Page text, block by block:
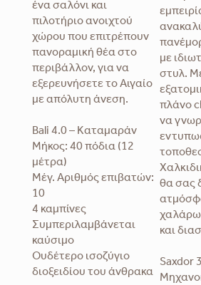
ένα σαλόνι και
πιλοτήριο ανοιχτού
χώρου που επιτρέπουν
πανοραμική θέα στο
περιβάλλον, για να
εξερευνήσετε το Αιγαίο
με απόλυτη άνεση.
Bali 4.0 – Καταμαράν
Μήκος: 40 πόδια (12
μέτρα)
Μέγ. Αριθμός επιβατών:
10
4 καμπίνες
Συμπεριλαμβάνεται
καύσιμο
Ουδέτερο ισοζύγιο
διοξειδίου του άνθρακα
με
στυλ.
πλάνο
να
θα σας
και
Saxdor